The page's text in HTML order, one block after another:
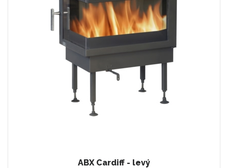
ABX Cardiff - levý